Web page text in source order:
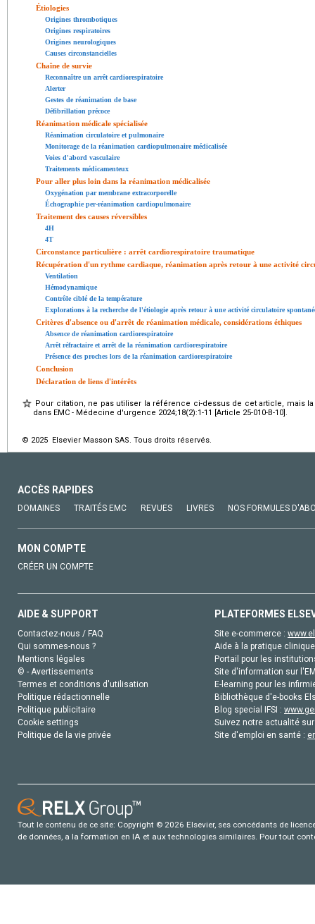
Étiologies
Origines thrombotiques
Origines respiratoires
Origines neurologiques
Causes circonstancielles
Chaîne de survie
Reconnaître un arrêt cardiorespiratoire
Alerter
Gestes de réanimation de base
Défibrillation précoce
Réanimation médicale spécialisée
Réanimation circulatoire et pulmonaire
Monitorage de la réanimation cardiopulmonaire médicalisée
Voies d'abord vasculaire
Traitements médicamenteux
Pour aller plus loin dans la réanimation médicalisée
Oxygénation par membrane extracorporelle
Échographie per-réanimation cardiopulmonaire
Traitement des causes réversibles
4H
4T
Circonstance particulière : arrêt cardiorespiratoire traumatique
Récupération d'un rythme cardiaque, réanimation après retour à une activité
Ventilation
Hémodynamique
Contrôle ciblé de la température
Explorations à la recherche de l'étiologie après retour à une activité circulatoire
Critères d'absence ou d'arrêt de réanimation médicale, considérations éthiques
Absence de réanimation cardiorespiratoire
Arrêt réfractaire et arrêt de la réanimation cardiorespiratoire
Présence des proches lors de la réanimation cardiorespiratoire
Conclusion
Déclaration de liens d'intérêts
Pour citation, ne pas utiliser la référence ci-dessus de cet article, mais
dans EMC - Médecine d'urgence 2024;18(2):1-11 [Article 25-010-B-10].
© 2025 Elsevier Masson SAS. Tous droits réservés.
ACCÈS RAPIDES
DOMAINES TRAITÉS EMC REVUES LIVRES NOS FORMULES
MON COMPTE
CRÉER UN COMPTE
AIDE & SUPPORT
Contactez-nous / FAQ
Qui sommes-nous ?
Mentions légales
© - Avertissements
Termes et conditions d'utilisation
Politique rédactionnelle
Politique publicitaire
Cookie settings
Politique de la vie privée
PLATEFORMES
Site e-commerce :
Aide à la pratique
Portail pour les
Site d'information sur
E-learning pour les
Bibliothèque d'e-books
Blog special IFSI :
Suivez notre actualité
Site d'emploi en santé :
Tout le contenu de ce site: Copyright © 2026 Elsevier, ses concédants de
de données, a la formation en IA et aux technologies similaires. Pour tout